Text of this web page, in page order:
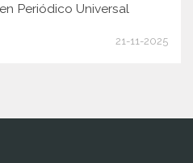
Periódico Universal
21-11-2025